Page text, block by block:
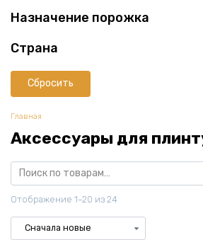
Главная
Аксессуары для
Искать:
Отображение 1–20 из 24
Назначение порожка
Страна
Сбросить